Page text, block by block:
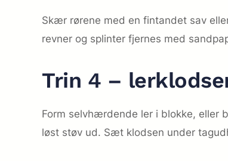
Skær rørene med en fintandet sav
revner og splinter fjernes med
Trin 4 –
Form selvhærdende ler i blokke, eller
løst støv ud. Sæt klodsen under